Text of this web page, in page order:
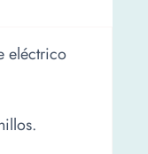
eléctrico